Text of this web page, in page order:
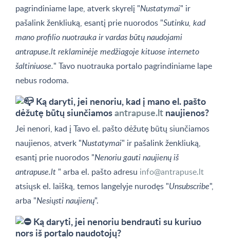
pagrindiniame lape, atverk skyrelį "Nustatymai" ir
pašalink ženkliuką, esantį prie nuorodos "Sutinku, kad
mano profilio nuotrauka ir vardas būtų naudojami
antrapuse.lt reklaminėje medžiagoje kituose interneto
šaltiniuose." Tavo nuotrauka portalo pagrindiniame lape
nebus rodoma.
Ką daryti, jei nenoriu, kad į mano el. pašto
dėžutę būtų siunčiamosantrapuse.ltnaujienos?
Jei nenori, kad į Tavo el. pašto dėžutę būtų siunčiamos
naujienos, atverk "Nustatymai" ir pašalink ženkliuką,
esantį prie nuorodos "Nenoriu gauti naujienų iš
antrapuse.lt " arba el. pašto adresu info@antrapuse.lt
atsiųsk el. laišką, temos langelyje nurodęs "Unsubscribe",
arba "Nesiųsti naujienų".
Ką daryti, jei nenoriu bendrauti su kuriuo
nors iš portalo naudotojų?